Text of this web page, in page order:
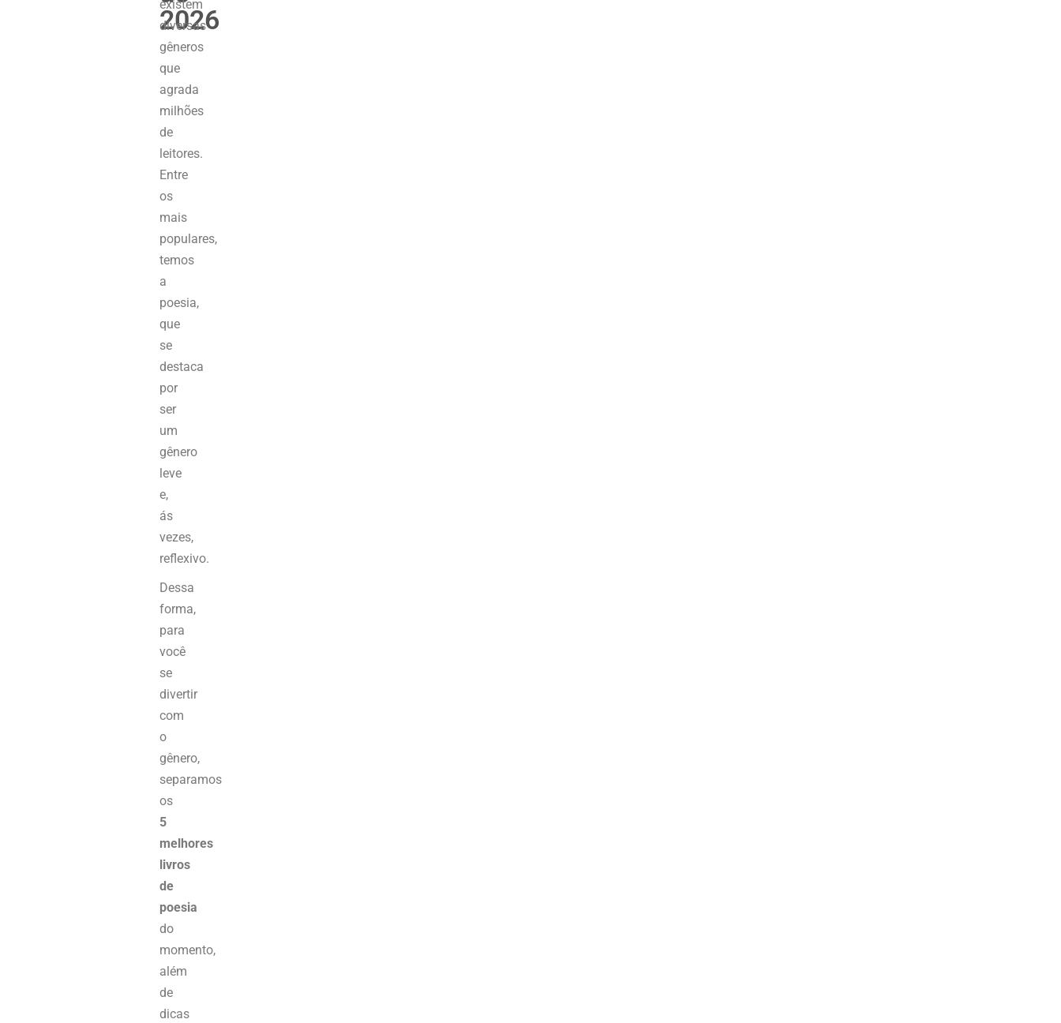
2026
existem
diversas
gêneros
que
agrada
milhões
de
leitores.
Entre
os
mais
populares,
temos
a
poesia,
que
se
destaca
por
ser
um
gênero
leve
e,
ás
vezes,
reflexivo.
Dessa
forma,
para
você
se
divertir
com
o
gênero,
separamos
os
5
melhores
livros
de
poesia
do
momento,
além
de
dicas